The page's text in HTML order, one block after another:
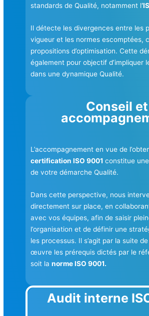
standards de Qualité, notamment l
Il détecte les divergences entre les
vigueur et les normes escomptées,
propositions d’optimisation. Cette
également pour objectif d’impliquer
dans une dynamique Qualité.
Conseil et
L’accompagnement en vue de
certification ISO 9001constitue
de votre démarche Qualité.
Dans cette perspective, nous
directement sur place, en
avec vos équipes, afin de saisir
l’organisation et de définir une
les processus. Il s’agit par la suite
œuvre les prérequis dictés par le
soit lanorme ISO 9001.
Audit interne